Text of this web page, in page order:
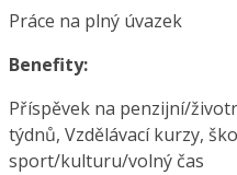
Práce na plný úvazek
Benefity:
Příspěvek na penzijní/
týdnů, Vzdělávací kurzy,
sport/kulturu/volný čas